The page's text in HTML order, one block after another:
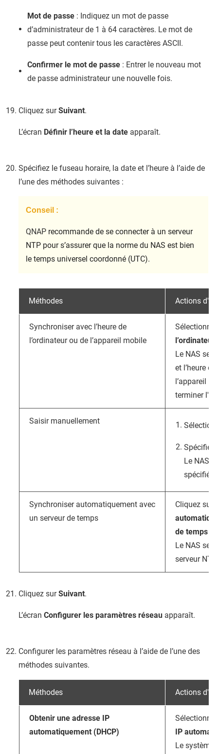
Mot de passe : Indiquez un mot de passe
d’administrateur de 1 à 64 caractères. Le mot de
passe peut contenir tous les caractères ASCII.
Confirmer le mot de passe : Entrer le nouveau mot
de passe administrateur une nouvelle fois.
Cliquez surSuivant.
L’écran Définir l’heure et la date apparaît.
Spécifiez le fuseau horaire, la date et l’heure à l’aide de
l’une des méthodes suivantes :
Conseil :
QNAP recommande de se connecter à un serveur
NTP pour s’assurer que la norme du NAS est bien
le temps universel coordonné (UTC).
Méthodes Actions
Synchroniser avec l’heure de
l’ordinateur ou de l’appareil mobile
Le NAS se
et l’heure
l’appareil
terminer
Saisir manuellement
Spécifiez
Le NAS
Synchroniser automatiquement avec
un serveur de temps
Cliquez sur
de temps
Le NAS se
serveur NTP.
Cliquez surSuivant.
L’écran Configurer les paramètres réseau apparaît.
Configurer les paramètres réseau à l’aide de l’une des
méthodes suivantes.
Méthodes Actions
Obtenir une adresse IP
automatiquement (DHCP)
IP
Le système